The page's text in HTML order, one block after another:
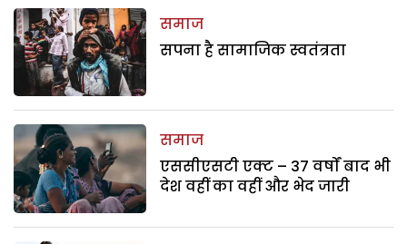
समाज
सपना है सामाजिक स्वतंत्रता
समाज
एससीएसटी एक्ट – 37 वर्षों बाद भी
देश वहीं का वहीं और भेद जारी